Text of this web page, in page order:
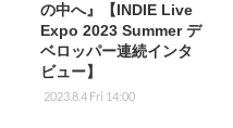
の中へ』【INDIE Live
Expo 2023 Summer デ
ベロッパー連続インタ
ビュー】
2023.8.4 Fri 14:00